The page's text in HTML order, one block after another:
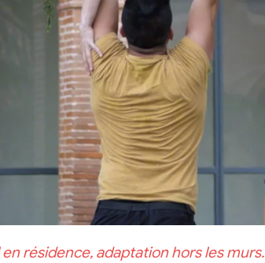
résidence, adaptation hors les murs.